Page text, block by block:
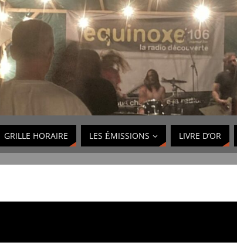
GRILLE HORAIRE LES ÉMISSIONS LIVRE D’OR